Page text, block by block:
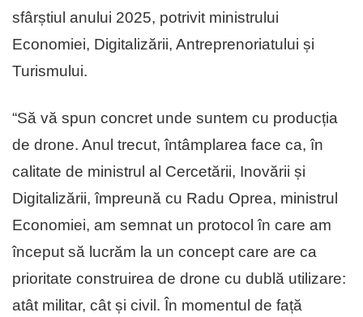
sfârștiul anului 2025, potrivit ministrului
Economiei, Digitalizării, Antreprenoriatului și
Turismului.
“Să vă spun concret unde suntem cu producția
de drone. Anul trecut, întâmplarea face ca, în
calitate de ministrul al Cercetării, Inovării și
Digitalizării, împreună cu Radu Oprea, ministrul
Economiei, am semnat un protocol în care am
început să lucrăm la un concept care are ca
prioritate construirea de drone cu dublă utilizare:
atât militar, cât și civil. În momentul de față